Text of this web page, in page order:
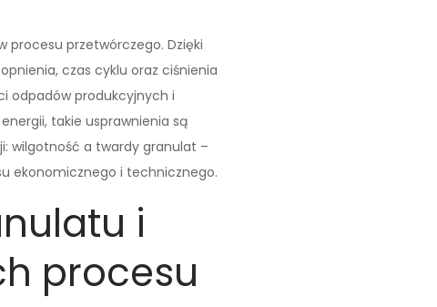
procesu przetwórczego. Dzięki
czas cyklu oraz ciśnienia
odpadów produkcyjnych i
takie usprawnienia są
wilgotność a twardy granulat –
ekonomicznego i technicznego.
i
procesu